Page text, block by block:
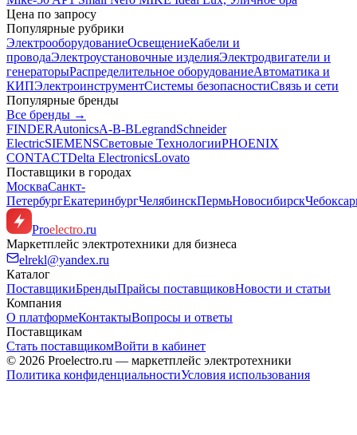
Цена по запросу
Популярные рубрики
ЭлектрооборудованиеОсвещениеКабели и
проводаЭлектроустановочные изделияЭлектродвигатели и
генераторыРаспределительное оборудованиеАвтоматика и
КИПЭлектроинструментСистемы безопасностиСвязь и сети
Популярные бренды
Все бренды →
FINDERAutonicsA-B-BLegrandSchneider
ElectricSIEMENSСветовые ТехнологииPHOENIX
CONTACTDelta ElectronicsLovato
Поставщики в городах
МоскваСанкт-
ПетербургЕкатеринбургЧелябинскПермьНовосибирск
Proelectro.ru
Маркетплейс электротехники для бизнеса
elrekl@yandex.ru
Каталог
ПоставщикиБрендыПрайсы поставщиковНовости и статьи
Компания
О платформеКонтактыВопросы и ответы
Поставщикам
Стать поставщикомВойти в кабинет
© 2026 Proelectro.ru — маркетплейс электротехники
Политика конфиденциальностиУсловия использования